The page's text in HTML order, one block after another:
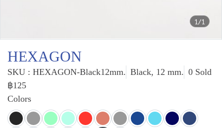
1/1
HEXAGON
SKU : HEXAGON-Black12mm. Black, 12 mm. 0 Sold
฿125
Colors